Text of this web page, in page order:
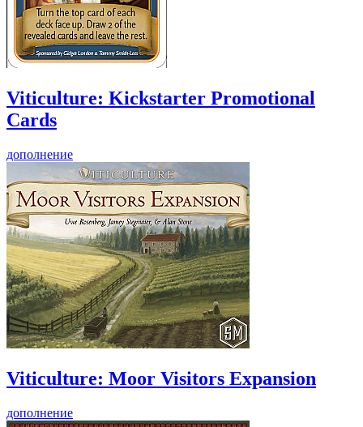
Viticulture: Kickstarter Promotional
Cards
дополнение
Viticulture: Moor Visitors Expansion
дополнение